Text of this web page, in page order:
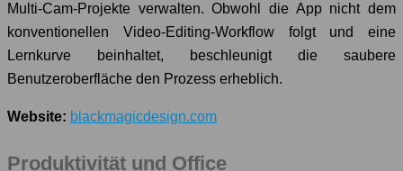
Multi-Cam-Projekte verwalten. Obwohl die App nicht dem
konventionellen Video-Editing-Workflow folgt und eine
Lernkurve beinhaltet, beschleunigt die saubere
Benutzeroberfläche den Prozess erheblich.
Website: blackmagicdesign.com
Produktivität und Office